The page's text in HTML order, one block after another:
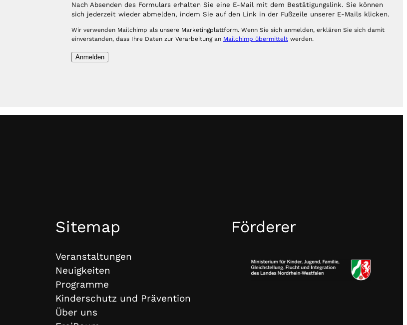
Nach Absenden des Formulars erhalten Sie eine E-Mail mit dem Bestätigungslink. Sie können
sich jederzeit wieder abmelden, indem Sie auf den Link in der Fußzeile unserer E-Mails klicken.
Wir verwenden Mailchimp als unsere Marketingplattform. Wenn Sie sich anmelden, erklären Sie sich damit
einverstanden, dass Ihre Daten zur Verarbeitung an Mailchimp übermittelt werden.
Sitemap
Veranstaltungen
Neuigkeiten
Programme
Kinderschutz und Prävention
Über uns
Förderer